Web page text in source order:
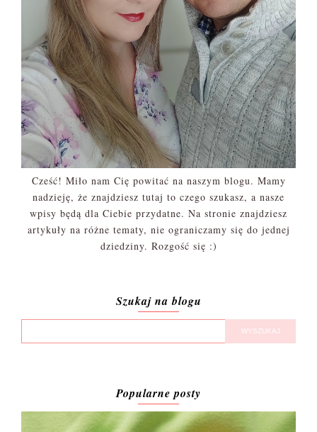
Cześć! Miło nam Cię powitać na naszym blogu. Mamy
nadzieję, że znajdziesz tutaj to czego szukasz, a nasze
wpisy będą dla Ciebie przydatne. Na stronie znajdziesz
artykuły na różne tematy, nie ograniczamy się do jednej
dziedziny. Rozgość się :)
Szukaj na blogu
Popularne posty